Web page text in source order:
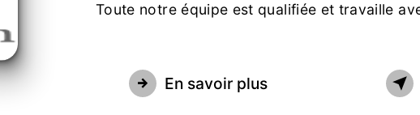
Toute notre équipe est qualifiée et travaille
En savoir plus